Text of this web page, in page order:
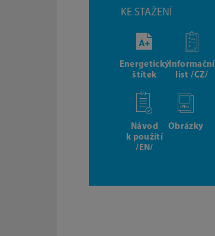
KE STAŽENÍ
Energetický
štítek
Informační
list /CZ/
Návod
k použití
/EN/
Obrázky